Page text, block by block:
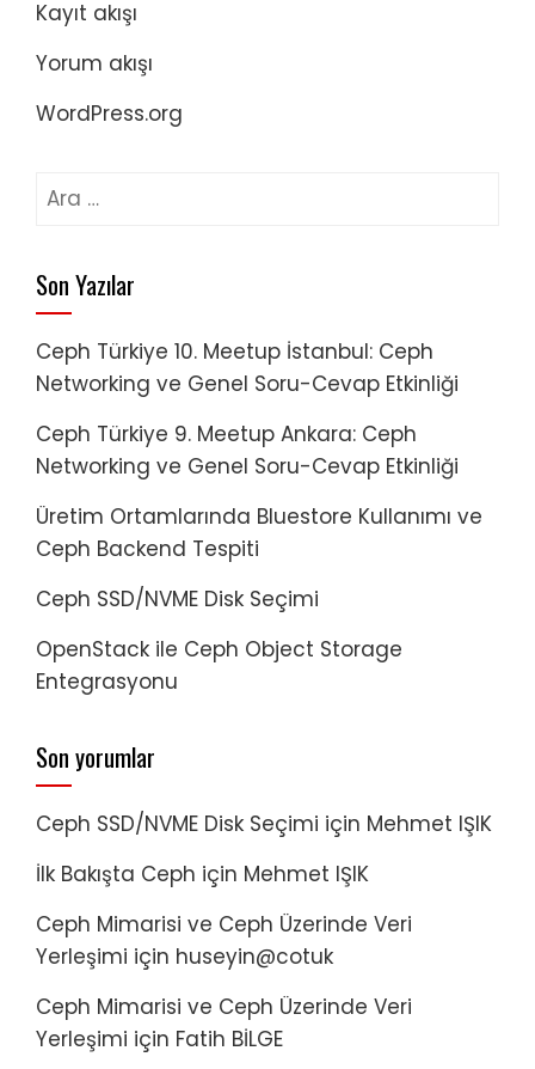
Kayıt akışı
Yorum akışı
WordPress.org
Arama:
Son Yazılar
Ceph Türkiye 10. Meetup İstanbul: Ceph
Networking ve Genel Soru-Cevap Etkinliği
Ceph Türkiye 9. Meetup Ankara: Ceph
Networking ve Genel Soru-Cevap Etkinliği
Üretim Ortamlarında Bluestore Kullanımı ve
Ceph Backend Tespiti
Ceph SSD/NVME Disk Seçimi
OpenStack ile Ceph Object Storage
Entegrasyonu
Son yorumlar
Ceph SSD/NVME Disk Seçimi için Mehmet IŞIK
İlk Bakışta Ceph için Mehmet IŞIK
Ceph Mimarisi ve Ceph Üzerinde Veri
Yerleşimi için huseyin@cotuk
Ceph Mimarisi ve Ceph Üzerinde Veri
Yerleşimi için Fatih BİLGE